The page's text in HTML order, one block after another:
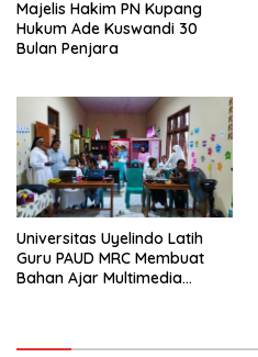
Majelis Hakim PN Kupang
Hukum Ade Kuswandi 30
Bulan Penjara
Universitas Uyelindo Latih
Guru PAUD MRC Membuat
Bahan Ajar Multimedia